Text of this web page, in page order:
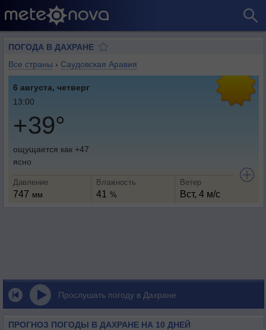
ПОГОДА В ДАХРАНЕ
Все страны › Саудовская Аравия
6 августа, четверг
13:00
+39°
ощущается как +47
ясно
Давление
747 мм
Влажность
41 %
Ветер
Вст, 4 м/с
Прослушать погоду в Дахране
ПРОГНОЗ ПОГОДЫ В ДАХРАНЕ НА 10 ДНЕЙ